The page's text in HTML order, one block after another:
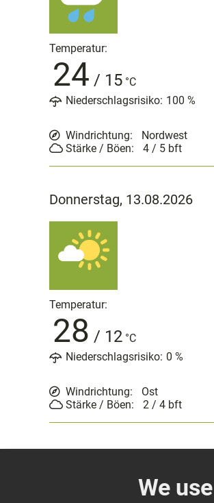
Temperatur:
24 / 15 °C
Niederschlagsrisiko: 100 %
Stärke / Böen: 4 / 5 bft
Windrichtung: Nordwest
Donnerstag, 13.08.2026
Temperatur:
28 / 12 °C
Niederschlagsrisiko: 0 %
Stärke / Böen: 2 / 4 bft
Windrichtung: Ost